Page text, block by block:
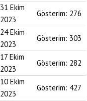
31 Ekim
2023
Gösterim: 276
24 Ekim
2023
Gösterim: 303
17 Ekim
2023
Gösterim: 282
10 Ekim
2023
Gösterim: 427